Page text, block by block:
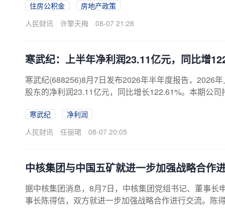
元，二套住房公积金贷款最高额度为100万元；夫妻双
款最高贷款额度为240万元，二套住房公积金贷款最高
住房公积金
房地产政策
人民财讯
许擎天梅 08-07 21:28
寒武纪：上半年净利润23.11亿元，同比增
寒武纪(688256)8月7日发布2026年半年度报告，2026
股东的净利润23.11亿元，同比增长122.61%。本期公
寒武纪
净利润
人民财讯
任丽珺 08-07 20:05
中核集团与中国五矿就进一步加强战略合作
据中核集团消息，8月7日，中核集团党组书记、董事
事长陈得信，双方就进一步加强战略合作进行交流。陈